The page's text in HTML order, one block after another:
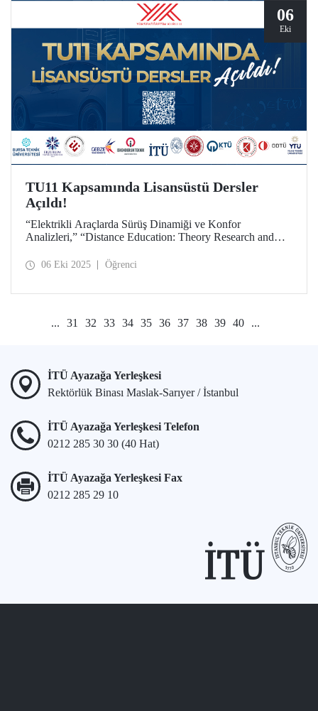
06
Eki
TU11 Kapsamında Lisansüstü Dersler
Açıldı!
“Elektrikli Araçlarda Sürüş Dinamiği ve Konfor
Analizleri,” “Distance Education: Theory Research and
seçmeli dersleri, tüm teknik üniversite lisansüstü öğrencileri
06 Eki 2025 Öğrenci
... 31 32 33 34 35 36 37 38 39 40 ...
İTÜ Ayazağa Yerleşkesi
Rektörlük Binası Maslak-Sarıyer / İstanbul
İTÜ Ayazağa Yerleşkesi Telefon
0212 285 30 30 (40 Hat)
İTÜ Ayazağa Yerleşkesi Fax
0212 285 29 10